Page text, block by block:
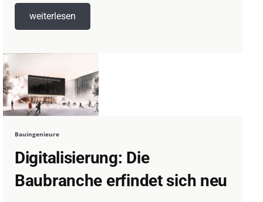
weiterlesen
Bauingenieure
Digitalisierung: Die
Baubranche erfindet sich neu